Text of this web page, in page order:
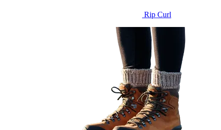
Rip Curl